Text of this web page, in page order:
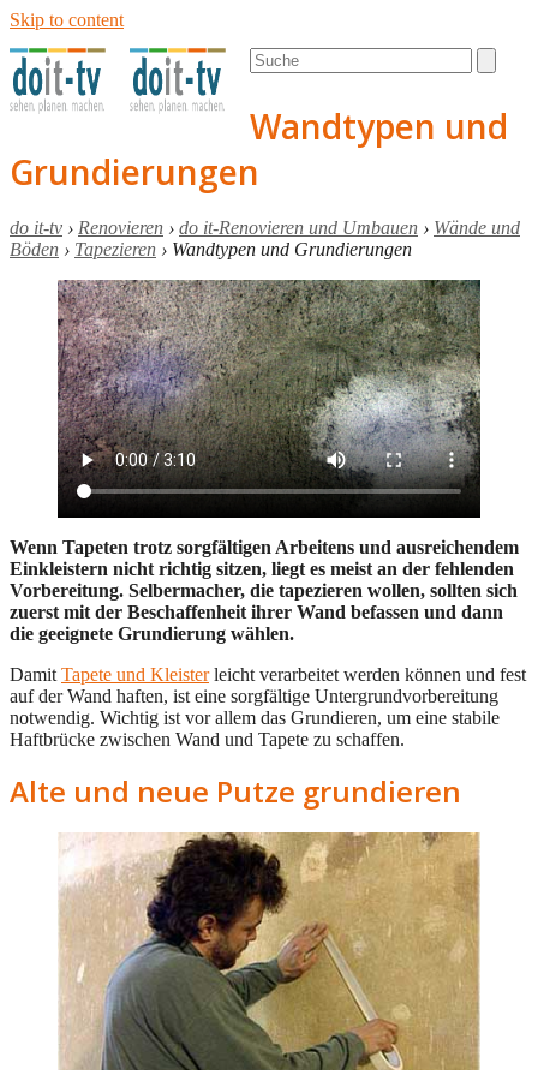
Skip to content
Open
mobile
Close
mobile
Search
Wandtypen und
Grundierungen
do it-tv › Renovieren › do it-Renovieren und Umbauen › Wände und
Böden › Tapezieren › Wandtypen und Grundierungen
Wenn Tapeten trotz sorgfältigen Arbeitens und ausreichendem
Einkleistern nicht richtig sitzen, liegt es meist an der fehlenden
Vorbereitung. Selbermacher, die tapezieren wollen, sollten sich
zuerst mit der Beschaffenheit ihrer Wand befassen und dann
die geeignete Grundierung wählen.
Damit Tapete und Kleisterleicht verarbeitet werden können und fest
auf der Wand haften, ist eine sorgfältige Untergrundvorbereitung
notwendig. Wichtig ist vor allem das Grundieren, um eine stabile
Haftbrücke zwischen Wand und Tapete zu schaffen.
Alte und neue Putze grundieren